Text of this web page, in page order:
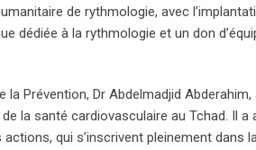
de rythmologie, avec
dédiée à la rythmologie et un don
Prévention, Dr Abdelmadjid Abderahim,
la santé cardiovasculaire au Tchad. Il a
qui s’inscrivent pleinement dans